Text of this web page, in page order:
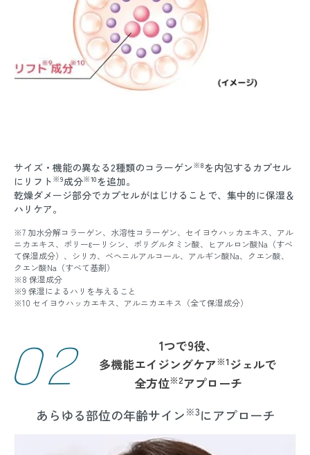
サイズ・機能の異なる2種類のコラーゲン※8を内包するカプセル
にリフト ※9成分※10を追加。
乾燥ダメージ部分でカプセルがはじけることで、集中的に保湿＆
ハリケア。
※7 加水分解コラーゲン、水溶性コラーゲン、セイヨウハッカエキス、アル
ニカエキス、ポリーεーリシン、ポリグルタミン酸、ヒアルロン酸Na（すべ
て保湿成分）、シリカ、ベヘニルアルコール、アルギン酸Na、クエン酸、
クエン酸Na（すべて基剤）
※8 保湿成分
※9 保湿によるハリを与えること
※10 セイヨウハッカエキス、アルニカエキス（全て保湿成分）
02
1つで9役、
多機能エイジングケア※1ジェルで
全方位※2アプローチ
あらゆる部位の年齢サイン ※3にアプローチ